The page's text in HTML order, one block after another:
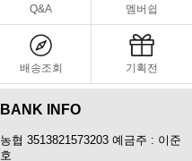
Q&A 멤버쉽
배송조회 기획전
BANK INFO
농협 3513821573203 예금주 : 이준
호